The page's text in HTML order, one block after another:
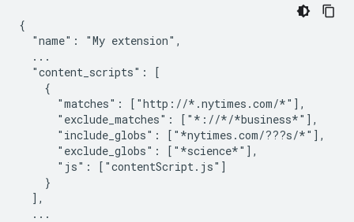
{
  "name": "My extension",
  ...
  "content_scripts": [
    {
      "matches": ["http://*.nytimes.com/*"],
      "exclude_matches": ["*://*/*business*"],
      "include_globs": ["*nytimes.com/???s/*"],
      "exclude_globs": ["*science*"],
      "js": ["contentScript.js"]
    }
  ],
  ...